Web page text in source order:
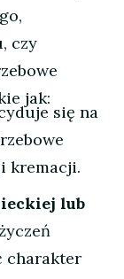
czy
jak:
się na
kremacji.
lub
charakter